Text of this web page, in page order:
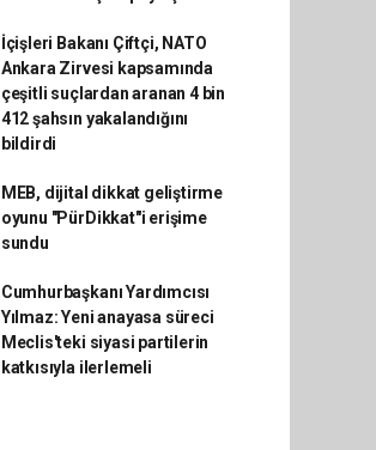
İçişleri Bakanı Çiftçi, NATO
Ankara Zirvesi kapsamında
çeşitli suçlardan aranan 4 bin
412 şahsın yakalandığını
bildirdi
MEB, dijital dikkat geliştirme
oyunu "PürDikkat"i erişime
sundu
Cumhurbaşkanı Yardımcısı
Yılmaz: Yeni anayasa süreci
Meclis'teki siyasi partilerin
katkısıyla ilerlemeli